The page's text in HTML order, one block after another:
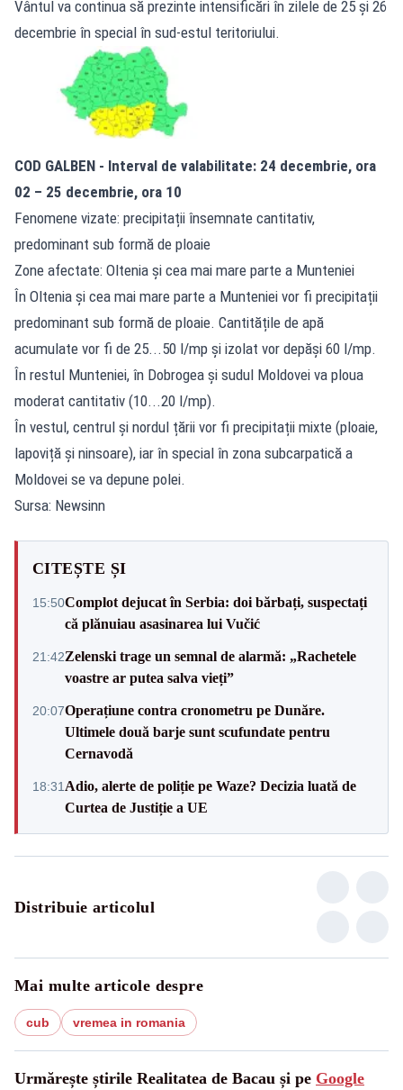
Vântul va continua să prezinte intensificări în zilele de 25 și 26
decembrie în special în sud-estul teritoriului.
COD GALBEN - Interval de valabilitate: 24 decembrie, ora
02 – 25 decembrie, ora 10
Fenomene vizate: precipitații însemnate cantitativ,
predominant sub formă de ploaie
Zone afectate: Oltenia și cea mai mare parte a Munteniei
În Oltenia și cea mai mare parte a Munteniei vor fi precipitații
predominant sub formă de ploaie. Cantitățile de apă
acumulate vor fi de 25...50 l/mp și izolat vor depăși 60 l/mp.
În restul Munteniei, în Dobrogea și sudul Moldovei va ploua
moderat cantitativ (10...20 l/mp).
În vestul, centrul și nordul țării vor fi precipitații mixte (ploaie,
lapoviță și ninsoare), iar în special în zona subcarpatică a
Moldovei se va depune polei.
Sursa: Newsinn
CITEȘTE ȘI
15:50Complot dejucat în Serbia: doi bărbați, suspectați
că plănuiau asasinarea lui Vučić
21:42Zelenski trage un semnal de alarmă: „Rachetele
voastre ar putea salva vieți”
20:07Operațiune contra cronometru pe Dunăre.
Ultimele două barje sunt scufundate pentru
Cernavodă
18:31 Adio, alerte de poliție pe Waze? Decizia luată de
Curtea de Justiție a UE
Distribuie articolul
Mai multe articole despre
cub vremea in romania
Urmărește știrile Realitatea de Bacau și pe Google